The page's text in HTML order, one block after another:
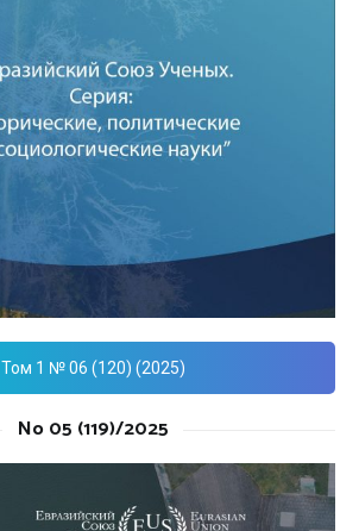
Том 1 № 06 (120) (2025)
No 05 (119)/2025